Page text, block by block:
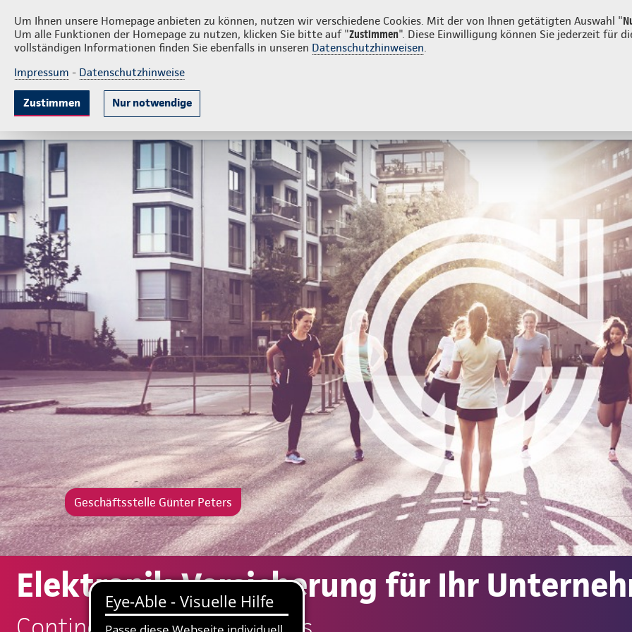
Um Ihnen unsere Homepage anbieten zu können, nutzen wir verschiedene Cookies. Mit der von Ihnen getätigten Auswahl "
Um alle Funktionen der Homepage zu nutzen, klicken Sie bitte auf "Zustimmen". Diese Einwilligung können Sie jederzeit für
vollständigen Informationen finden Sie ebenfalls in unseren Datenschutzhinweisen.
Impressum - Datenschutzhinweise
Zustimmen Nur notwendige
Günter Peters Privatkunden Firmenkunden
KrankenversicherungLebensversicherung
Geschäftsstelle Günter Peters
Elektronik-Versicherung für Ihr